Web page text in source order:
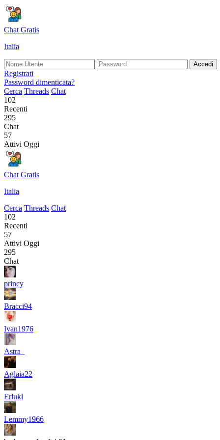
Chat Gratis
Italia
Accedi
Registrati
Password dimenticata?
Cerca Threads Chat
102
Recenti
295
Chat
57
Attivi Oggi
Chat Gratis
Italia
Cerca Threads Chat
102
Recenti
57
Attivi Oggi
295
Chat
princy
Bracci94
Ivan1976
Astra_
Aglaia22
Erluki
Lemmy1966